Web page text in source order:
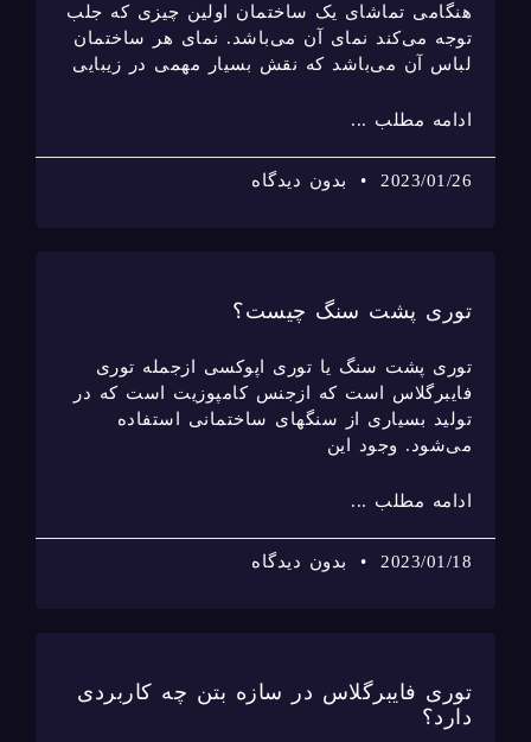
هنگامی تماشای یک ساختمان اولین چیزی که جلب
توجه می‌کند نمای آن می‌باشد. نمای هر ساختمان
لباس آن می‌باشد که نقش بسیار مهمی در زیبایی
ادامه مطلب ...
2023/01/26 بدون دیدگاه
توری پشت سنگ چیست؟
توری پشت سنگ یا توری اپوکسی ازجمله توری
فایبرگلاس است که ازجنس کامپوزیت است که در
تولید بسیاری از سنگهای ساختمانی استفاده
می‌شود. وجود این
ادامه مطلب ...
2023/01/18 بدون دیدگاه
توری فایبرگلاس در سازه بتن چه کاربردی
دارد؟